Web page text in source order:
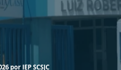
por IEP SCSJC